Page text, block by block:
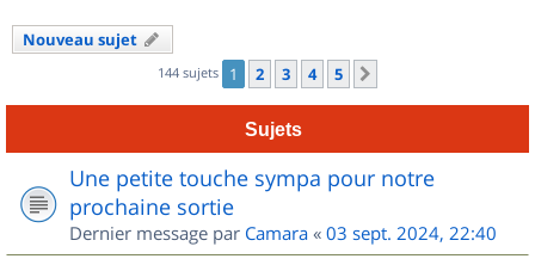
Nouveau sujet
144 sujets 1 2 3 4 5
Sujets
Une petite touche sympa pour notre
prochaine sortie
Dernier message par Camara « 03 sept. 2024, 22:40